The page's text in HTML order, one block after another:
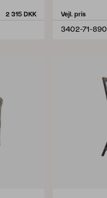
2 315 DKK Vejl. pris
3402-71-890